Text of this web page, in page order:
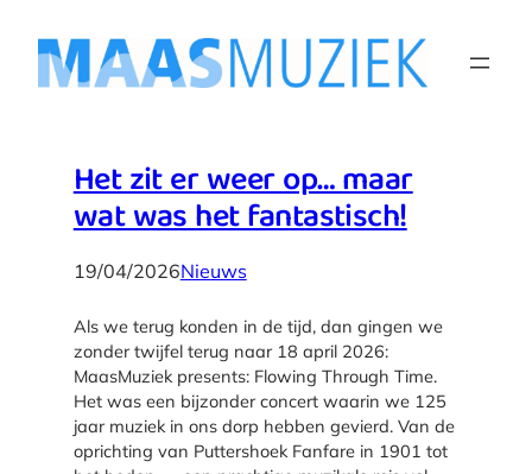
Het zit er weer op… maar
wat was het fantastisch!
19/04/2026Nieuws
Als we terug konden in de tijd, dan gingen we
zonder twijfel terug naar 18 april 2026:
MaasMuziek presents: Flowing Through Time.
Het was een bijzonder concert waarin we 125
jaar muziek in ons dorp hebben gevierd. Van de
oprichting van Puttershoek Fanfare in 1901 tot